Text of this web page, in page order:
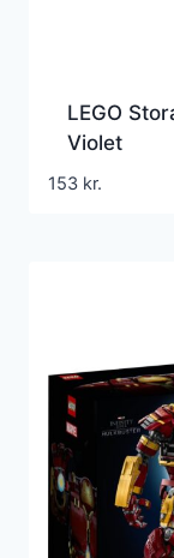
LEGO
Violet
153 kr.